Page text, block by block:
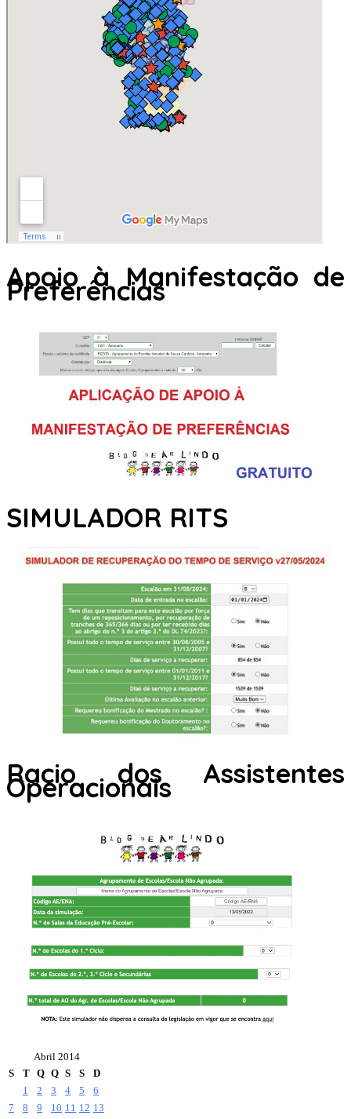
Apoio à Manifestação de
Preferências
SIMULADOR RITS
Racio dos Assistentes
Operacionais
Abril 2014
S
T Q Q S S
D
1
2 3 4 5
6
7
8 9 10 11 12 13